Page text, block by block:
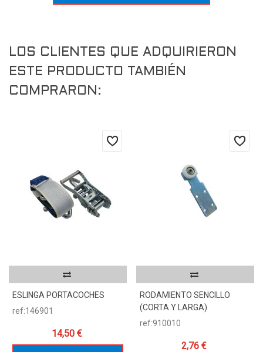
LOS CLIENTES QUE ADQUIRIERON
ESTE PRODUCTO TAMBIÉN
COMPRARON:
ESLINGA PORTACOCHES
ref:146901
14,50 €
RODAMIENTO SENCILLO
(CORTA Y LARGA)
ref:910010
2,76 €